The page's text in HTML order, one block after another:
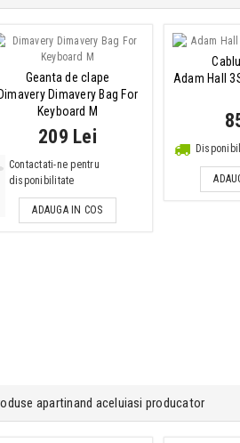
Geanta de clape
Dimavery Dimavery Bag For
Keyboard M
209 Lei
Contactati-ne pentru
disponibilitate
ADAUGA IN COS
Adam Hall
apartinand aceluiasi producator